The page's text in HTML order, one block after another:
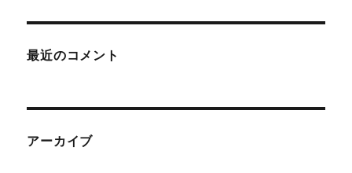
最近のコメント
アーカイブ